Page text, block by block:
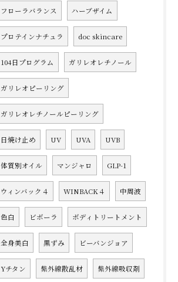
フローラバランス ハーブザイム
プロテインナチュラ doc skincare
104日プログラム ガリレオレチノール
ガリレオピーリング
ガリレオレチノールピーリング
日焼け止め UV UVA UVB
体質別オイル マンジャロ GLP-1
ウィンバック４ WINBACK４ 中周波
色白 ビボーラ ボディトリートメント
全身美白 黒ずみ ビーバンジョア
Yチタン 紫外線散乱材 紫外線吸収剤